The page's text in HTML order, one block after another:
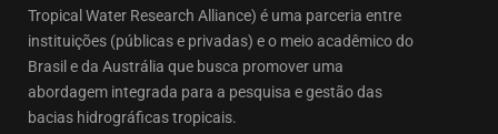
Tropical Water Research Alliance) é uma parceria entre
instituições (públicas e privadas) e o meio acadêmico do
Brasil e da Austrália que busca promover uma
abordagem integrada para a pesquisa e gestão das
bacias hidrográficas tropicais.